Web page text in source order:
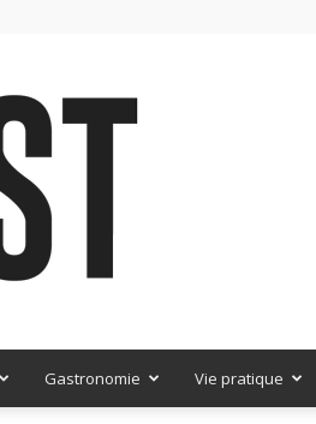
Gastronomie Vie pratique